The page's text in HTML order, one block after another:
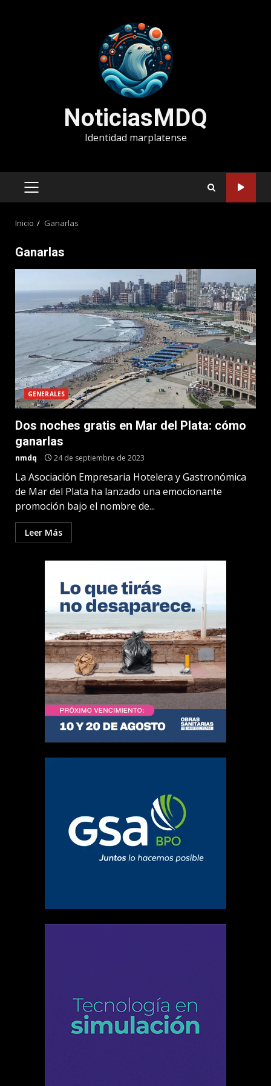
NoticiasMDQ
Identidad marplatense
MENÚ
Inicio Ganarlas
Ganarlas
GENERALES
Dos noches gratis en Mar del Plata: cómo
ganarlas
nmdq 24 de septiembre de 2023
La Asociación Empresaria Hotelera y Gastronómica
de Mar del Plata ha lanzado una emocionante
promoción bajo el nombre de...
Leer Más